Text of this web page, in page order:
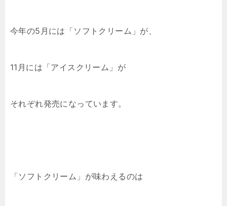
今年の5月には「ソフトクリーム」が、
11月には「アイスクリーム」が
それぞれ発売になっています。
「ソフトクリーム」が味わえるのは